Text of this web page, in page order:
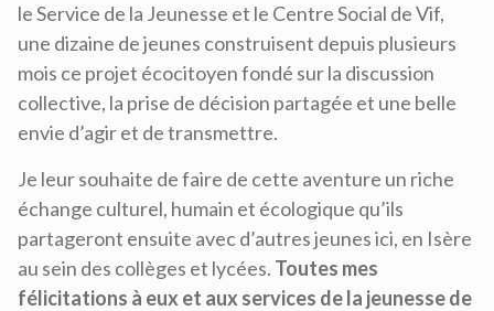
le Service de la Jeunesse et le Centre Social de Vif,
une dizaine de jeunes construisent depuis plusieurs
mois ce projet écocitoyen fondé sur la discussion
collective, la prise de décision partagée et une belle
envie d’agir et de transmettre.
Je leur souhaite de faire de cette aventure un riche
échange culturel, humain et écologique qu’ils
partageront ensuite avec d’autres jeunes ici, en Isère
au sein des collèges et lycées. Toutes mes
félicitations à eux et aux services de la jeunesse de